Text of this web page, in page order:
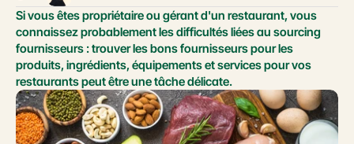
Si vous êtes propriétaire ou gérant d'un restaurant, vous
connaissez probablement les difficultés liées au sourcing
fournisseurs : trouver les bons fournisseurs pour les
produits, ingrédients, équipements et services pour vos
restaurants peut être une tâche délicate.